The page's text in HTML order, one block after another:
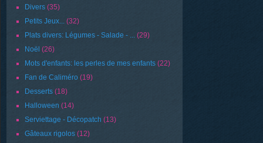
Divers (35)
Petits Jeux... (32)
Plats divers: Légumes - Salade - ... (29)
Noël (26)
Mots d'enfants: les perles de mes enfants (22)
Fan de Caliméro (19)
Desserts (18)
Halloween (14)
Serviettage - Décopatch (13)
Gâteaux rigolos (12)